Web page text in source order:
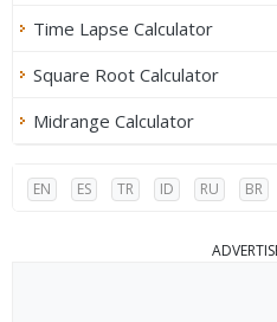
Time Lapse Calculator
Square Root Calculator
Midrange Calculator
EN ES TR ID RU BR